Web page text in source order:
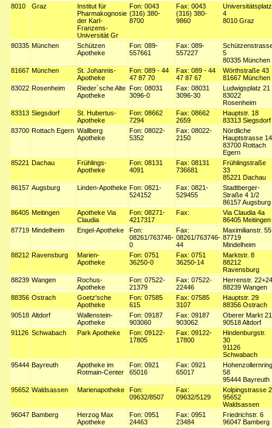
8010
Graz
Institut für
Pharmakognosie
der Karl-
Franzens-
Universität Gr
Fon: 0043
(316) 380-
8700
Fax: 0043
(316) 380-
9860
Universitätsplatz
4
8010 Graz
80335 München
Schützen
Apotheke
Fon: 089-
557661
Fax: 089-
557227
5
80335 München
81667 München
St. Johannis-
Apotheke
Fon: 089 - 44
47 87 70
Fax: 089 - 44
47 87 67
Wörthstraße 43
81667 München
83022 Rosenheim
Rieder´sche Alte
Apotheke
Fon: 08031
3096-0
Fax: 08031
3096-30
Ludwigsplatz 21
83022
Rosenheim
83313 Siegsdorf
St. Hubertus-
Apotheke
Fon: 08662
7294
Fax: 08662
2659
Hauptstr. 18
83313 Siegsdorf
83700 Rottach Egern Wallberg
Apotheke
Fon: 08022-
5352
Fax: 08022-
2150
Nördliche
Hauptstrasse 14
83700 Rottach
Egern
85221 Dachau
Frühlings-
Apotheke
Fon: 08131
4091
Fax: 08131
736681
Frühlingstraße
33
85221 Dachau
86157 Augsburg Linden-Apotheke Fon: 0821-
524152
Fax: 0821-
529455
Stadtberger-
Straße 4 1/2
86157 Augsburg
86405 Meitingen
Apotheke Via
Claudia
Fon: 08271-
4217317
Fax:
Via Claudia 4a
86405 Meitingen
87719 Mindelheim Engel-Apotheke
Fon:
08261/763746-
0
Fax:
08261/763746-
44
Maximilianstr. 55
87719
Mindelheim
88212 Ravensburg
Marien-
Apotheke
Fon: 0751
36250-0
Fax: 0751
36250-14
Marktstr. 8
88212
Ravensburg
88239 Wangen
Rochus-
Apotheke
Fon: 07522-
21379
Fax: 07522-
22446
Herrenstr. 22+24
88239 Wangen
88356 Ostrach
Goetz'sche
Apotheke
Fon: 07585
615
Fax: 07585
3107
Hauptstr. 29
88356 Ostrach
90518 Altdorf
Wallenstein-
Apotheke
Fon: 09187
903060
Fax: 09187
903062
Oberer Markt 21
90518 Altdorf
91126 Schwabach Park Apotheke
Fon: 09122-
17805
Fax: 09122-
17800
Hindenburgstr.
30
91126
Schwabach
95444 Bayreuth
Apotheke im
Rotmain-Center
Fon: 0921
65016
Fax: 0921
65017
Hohenzollernring
58
95444 Bayreuth
95652 Waldsassen Marienapotheke
Fon:
09632/8507
Fax:
09632/5129
Kolpingstrasse 2
95652
Waldsassen
96047 Bamberg
Herzog Max
Apotheke
Fon: 0951
24463
Fax: 0951
23484
Friedrichstr. 6
96047 Bamberg